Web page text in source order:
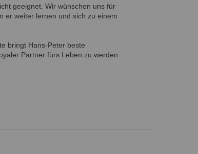
geeignet. Wir wünschen uns für
er weiter lernen und sich zu einem
bringt Hans-Peter beste
Partner fürs Leben zu werden.